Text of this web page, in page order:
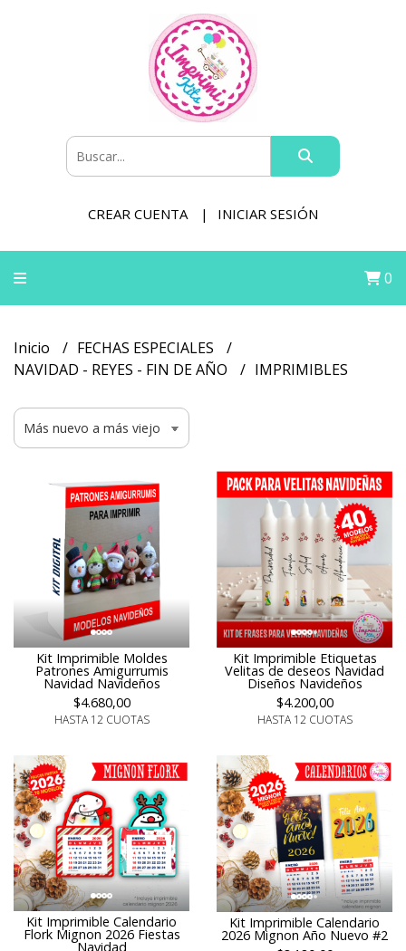
CREAR CUENTA INICIAR SESIÓN
0
Inicio
FECHAS ESPECIALES
NAVIDAD - REYES - FIN DE AÑO
IMPRIMIBLES
Kit Imprimible Moldes
Patrones Amigurrumis
Navidad Navideños
$4.680,00
HASTA 12 CUOTAS
Kit Imprimible Etiquetas
Velitas de deseos Navidad
Diseños Navideños
$4.200,00
HASTA 12 CUOTAS
Kit Imprimible Calendario
Flork Mignon 2026 Fiestas
Navidad
Kit Imprimible Calendario
2026 Mignon Año Nuevo #2